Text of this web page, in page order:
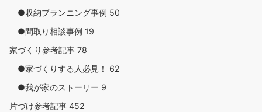
●収納プランニング事例 50
●間取り相談事例 19
家づくり参考記事 78
●家づくりする人必見！ 62
●我が家のストーリー 9
片づけ参考記事 452